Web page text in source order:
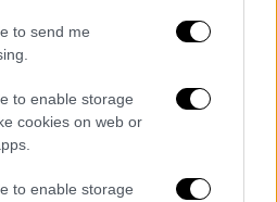
to send me
to enable storage
cookies on web or
to enable storage
αδυνατεί να βρει
με τις
τη στιγμή που η
παραμένει η
σημείωσε ο